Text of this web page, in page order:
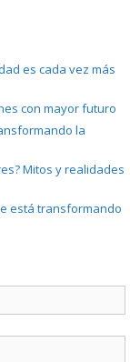
es cada vez más
con mayor futuro
la
Mitos y realidades
está transformando